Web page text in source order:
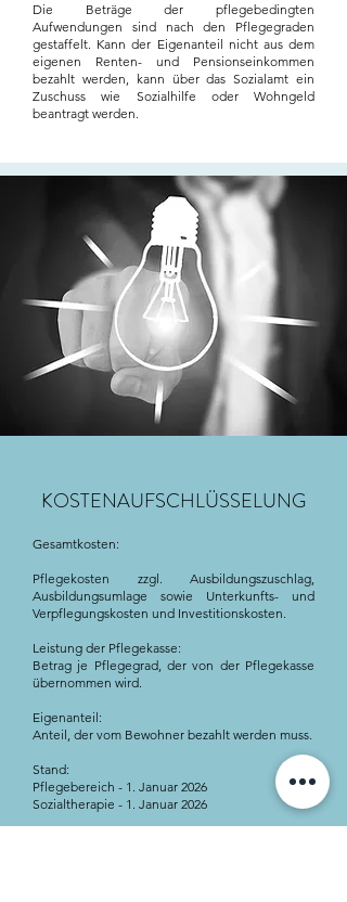
Die Beträge der pflegebedingten
Aufwendungen sind nach den Pflegegraden
gestaffelt. Kann der Eigenanteil nicht aus dem
eigenen Renten- und Pensionseinkommen
bezahlt werden, kann über das Sozialamt ein
Zuschuss wie Sozialhilfe oder Wohngeld
beantragt werden.
KOSTENAUFSCHLÜSSELUNG
Gesamtkosten:
Pflegekosten zzgl. Ausbildungszuschlag,
Ausbildungsumlage sowie Unterkunfts- und
Verpflegungskosten und Investitionskosten.
Leistung der Pflegekasse:
Betrag je Pflegegrad, der von der Pflegekasse
übernommen wird.
Eigenanteil:
Anteil, der vom Bewohner bezahlt werden muss.
Stand:
Pflegebereich - 1. Januar 2026
Sozialtherapie - 1. Januar 2026